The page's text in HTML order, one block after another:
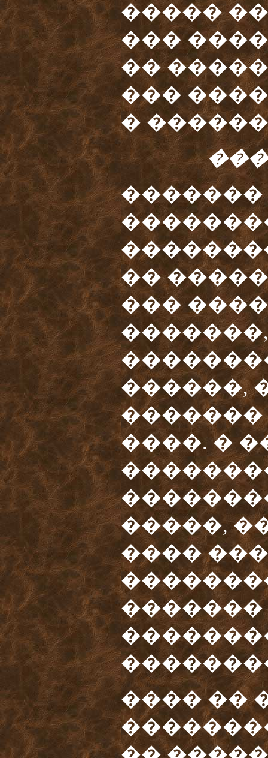
�����
���
��
���
�
��
���
�������,
������,
�������
����. �
�����,
���� ���
���� ��